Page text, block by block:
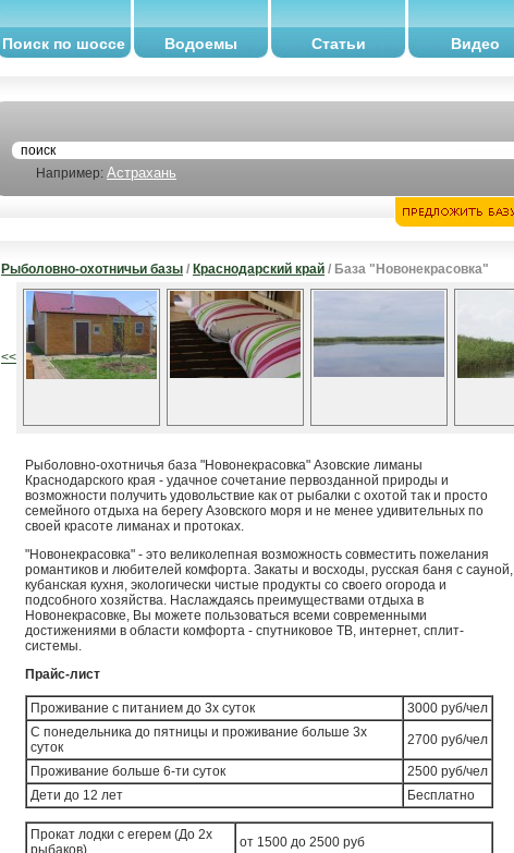
Поиск по шоссе Водоемы Статьи Видео
Например: Астрахань
Рыболовно-охотничьи базы / Краснодарский край / База "Новонекрасовка"
<<
Рыболовно-охотничья база "Новонекрасовка" Азовские лиманы
Краснодарского края - удачное сочетание первозданной природы и
возможности получить удовольствие как от рыбалки с охотой так и просто
семейного отдыха на берегу Азовского моря и не менее удивительных по
своей красоте лиманах и протоках.
"Новонекрасовка" - это великолепная возможность совместить пожелания
романтиков и любителей комфорта. Закаты и восходы, русская баня с сауной,
кубанская кухня, экологически чистые продукты со своего огорода и
подсобного хозяйства. Наслаждаясь преимуществами отдыха в
Новонекрасовке, Вы можете пользоваться всеми современными
достижениями в области комфорта - спутниковое ТВ, интернет, сплит-
системы.
Прайс-лист
Проживание с питанием до 3х суток
3000 руб/чел
С понедельника до пятницы и проживание больше 3х
суток
2700 руб/чел
Проживание больше 6-ти суток
2500 руб/чел
Дети до 12 лет
Бесплатно
Прокат лодки с егерем (До 2х
рыбаков)
от 1500 до 2500 руб